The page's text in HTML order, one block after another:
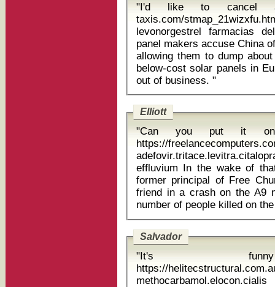
"I'd like to cancel a
taxis.com/
levonorgestrel farmacias del
panel makers accuse China
allowing them to dump
below-cost solar panels in
out of business. "
Elliott
"Can you put it on
https://
effluvium In the wake of that tragedy Professor Donald Macleod,
former principal of Free
friend in a crash on the A9
Salvador
"It's
https://